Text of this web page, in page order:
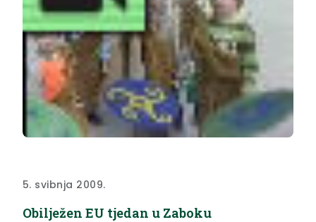
5. svibnja 2009.
Obilježen EU tjedan u Zaboku